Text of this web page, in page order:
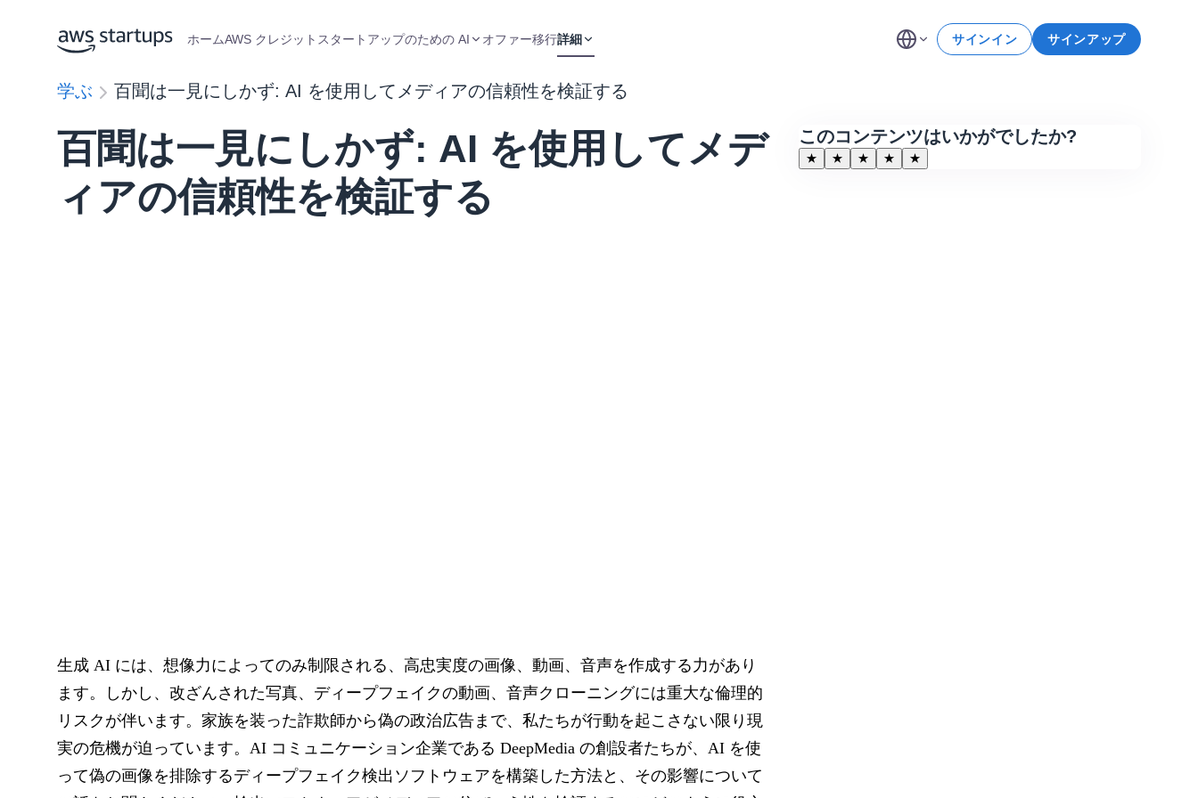
ホームAWS クレジット スタートアップのための AI オファー移行詳細 サインイン サインアップ
学ぶ 百聞は一見にしかず: AI を使用してメディアの信頼性を検証する
百聞は一見にしかず: AI を使用してメデ
ィアの信頼性を検証する
生成 AI には、想像力によってのみ制限される、高忠実度の画像、動画、音声を作成する力があり
ます。しかし、改ざんされた写真、ディープフェイクの動画、音声クローニングには重大な倫理的
リスクが伴います。家族を装った詐欺師から偽の政治広告まで、私たちが行動を起こさない限り現
実の危機が迫っています。AI コミュニケーション企業である DeepMedia の創設者たちが、AI を使
って偽の画像を排除するディープフェイク検出ソフトウェアを構築した方法と、その影響について
このコンテンツはいかがでしたか?
★ ★ ★ ★ ★